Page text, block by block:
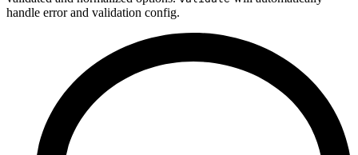
handle error and validation config.